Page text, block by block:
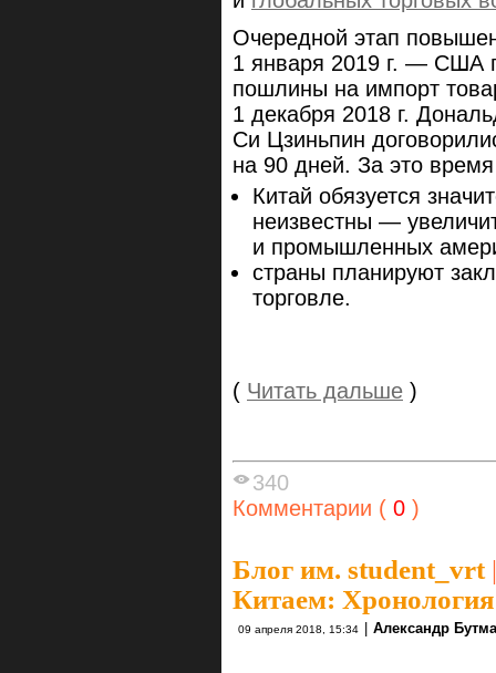
Очередной этап
1 января 2019 г. — США
пошлины на импорт
1 декабря 2018 г.
Си Цзиньпин
на 90 дней. За это время
Китай обязуется
неизвестны —
и промышленных
страны планируют
торговле.
( Читать дальше )
340
Комментарии ( 0 )
Блог им. student_vrt|
Китаем:
09 апреля 2018, 15:34 Александр